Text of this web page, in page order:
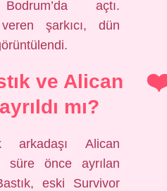
açtı.
şarkıcı, dün
ve Alican
mı?
Alican
süre önce ayrılan
eski Survivor